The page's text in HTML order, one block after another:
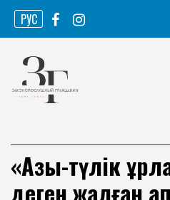
Skip
content
РУС
«Азық-түлік
деген жалған